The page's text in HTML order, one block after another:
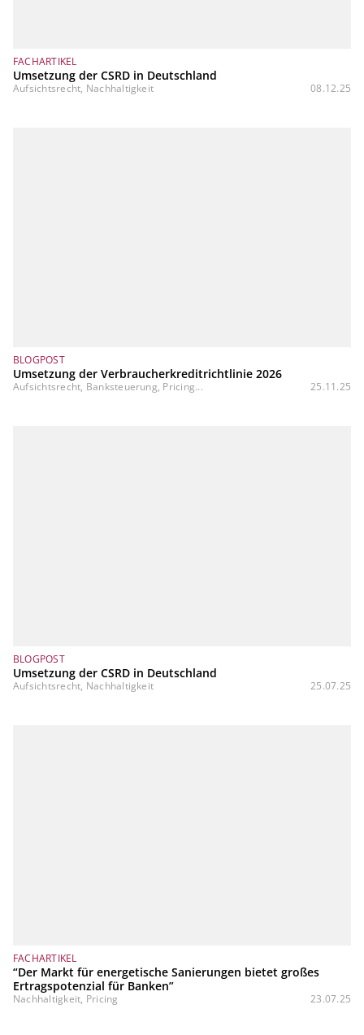
FACHARTIKEL
Umsetzung der CSRD in Deutschland
Aufsichtsrecht, Nachhaltigkeit 08.12.25
BLOGPOST
Umsetzung der Verbraucherkreditrichtlinie 2026
Aufsichtsrecht, Banksteuerung, Pricing... 25.11.25
BLOGPOST
Umsetzung der CSRD in Deutschland
Aufsichtsrecht, Nachhaltigkeit 25.07.25
FACHARTIKEL
“Der Markt für energetische Sanierungen bietet großes
Ertragspotenzial für Banken”
Nachhaltigkeit, Pricing 23.07.25